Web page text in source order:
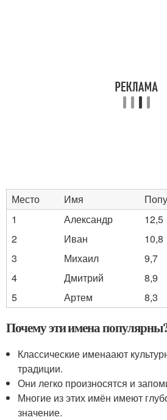
Место Имя
1
Александр
12,5
2
Иван
10,8
3
Михаил
9,7
4
Дмитрий
8,9
5
Артем 8,3
Почему эти имена
Классические именаают
традиции.
Они легко произносятся и
Многие из этих имён имеют
значение.